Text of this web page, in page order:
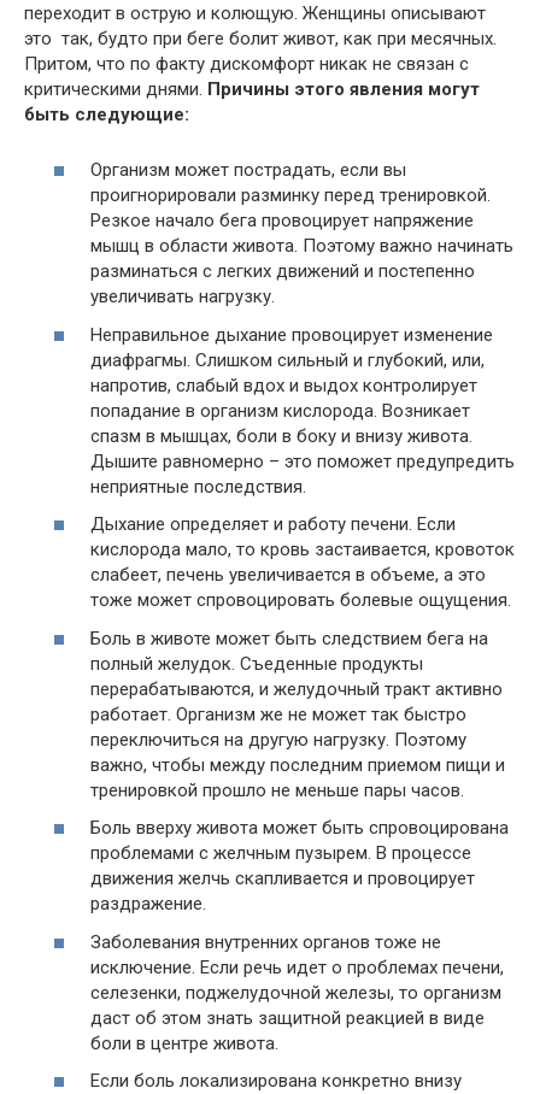
переходит в острую и колющую. Женщины описывают
это так, будто при беге болит живот, как при месячных.
Притом, что по факту дискомфорт никак не связан с
критическими днями. Причины этого явления могут
быть следующие:
Организм может пострадать, если вы
проигнорировали разминку перед тренировкой.
Резкое начало бега провоцирует напряжение
мышц в области живота. Поэтому важно начинать
разминаться с легких движений и постепенно
увеличивать нагрузку.
Неправильное дыхание провоцирует изменение
диафрагмы. Слишком сильный и глубокий, или,
напротив, слабый вдох и выдох контролирует
попадание в организм кислорода. Возникает
спазм в мышцах, боли в боку и внизу живота.
Дышите равномерно – это поможет предупредить
неприятные последствия.
Дыхание определяет и работу печени. Если
кислорода мало, то кровь застаивается, кровоток
слабеет, печень увеличивается в объеме, а это
тоже может спровоцировать болевые ощущения.
Боль в животе может быть следствием бега на
полный желудок. Съеденные продукты
перерабатываются, и желудочный тракт активно
работает. Организм же не может так быстро
переключиться на другую нагрузку. Поэтому
важно, чтобы между последним приемом пищи и
тренировкой прошло не меньше пары часов.
Боль вверху живота может быть спровоцирована
проблемами с желчным пузырем. В процессе
движения желчь скапливается и провоцирует
раздражение.
Заболевания внутренних органов тоже не
исключение. Если речь идет о проблемах печени,
селезенки, поджелудочной железы, то организм
даст об этом знать защитной реакцией в виде
боли в центре живота.
Если боль локализирована конкретно внизу